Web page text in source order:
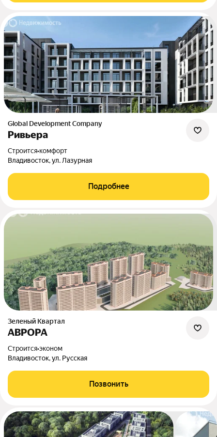
Global Development Company
Ривьера
Строится•комфорт
Владивосток, ул. Лазурная
Подробнее
Зеленый Квартал
АВРОРА
Строится•эконом
Владивосток, ул. Русская
Позвонить